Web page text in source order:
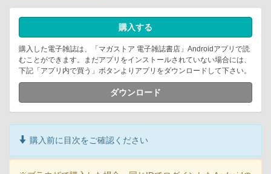
購入する
購入した電子雑誌は、「マガストア 電子雑誌書店」Androidアプリで読
むことができます。まだアプリをインストールされていない場合には、
下記「アプリ内で買う」ボタンよりアプリをダウンロードして下さい。
ダウンロード
購入前に目次をご確認ください